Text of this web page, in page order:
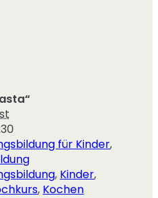
für Kinder,
, Kinder,
, Kochen